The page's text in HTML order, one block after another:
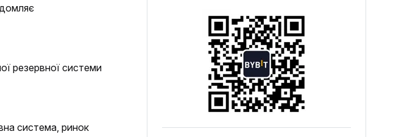
резервної системи
система, ринок